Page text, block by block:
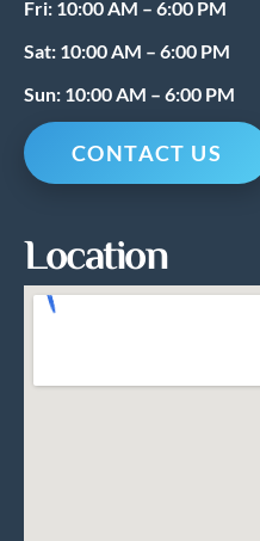
Fri: 10:00 AM – 6:00 PM
Sat: 10:00 AM – 6:00 PM
Sun: 10:00 AM – 6:00 PM
CONTACT US
Location